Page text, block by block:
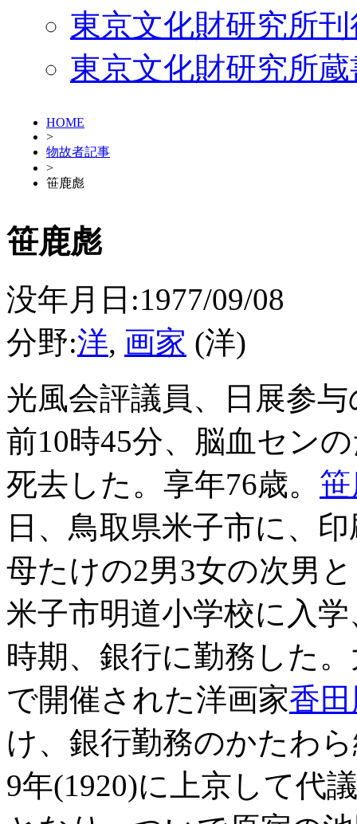
東京文化財研究所
東京文化財研究所
HOME
>
物故者記事
>
笹鹿彪
笹鹿彪
没年月日:1977/09/08
分野:洋, 画家 (洋)
光風会評議員、日展参
前10時45分、脳血セン
死去した。享年76歳。
日、鳥取県米子市に、
母たけの2男3女の次男
米子市明道小学校に入
時期、銀行に勤務した
で開催された洋画家香
け、銀行勤務のかたわ
9年(1920)に上京して代